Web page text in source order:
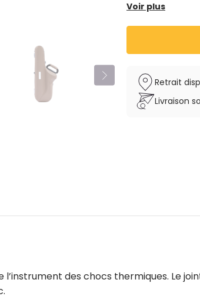
– Existe en
Voir plus
Retrait
Livraison
des chocs thermiques. Le